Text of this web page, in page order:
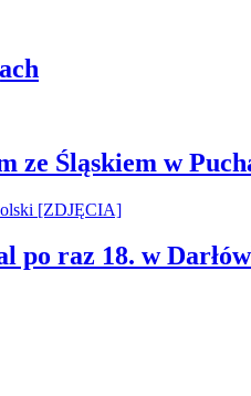
ze Śląskiem w
po raz 18. w